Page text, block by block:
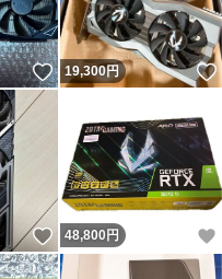
いいね！
19,300円
いいね！
48,800 円